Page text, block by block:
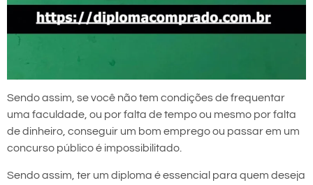
Sendo assim, se você não tem condições de frequentar
uma faculdade, ou por falta de tempo ou mesmo por falta
de dinheiro, conseguir um bom emprego ou passar em um
concurso público é impossibilitado.
Sendo assim, ter um diploma é essencial para quem deseja